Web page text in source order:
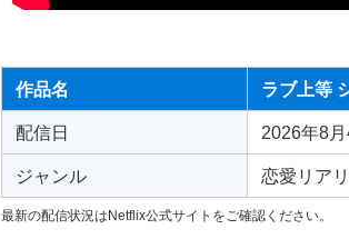
作品名 ラブ上等
配信日 2026年8月
ジャンル 恋愛リア
最新の配信状況はNetflix公式サイトをご確認ください。